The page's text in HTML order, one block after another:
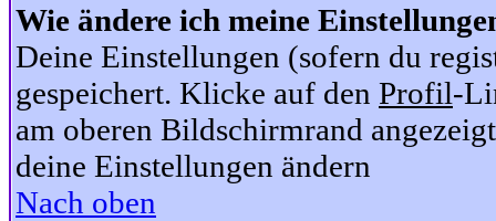
Wie ändere ich meine
Deine Einstellungen (sofern du
gespeichert. Klicke auf den Profil-
am oberen Bildschirmrand
deine Einstellungen ändern
Nach oben